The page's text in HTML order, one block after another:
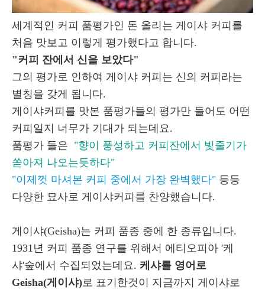
세계적인 커피 품평가인 돈 올리는 게이샤 커피를
처음 맛보고 이렇게 평가했다고 합니다.
"커피 잔에서 신을 보았다"
그의 평가로 인하여 게이샤 커피는 신의 커피라는
별칭을 갖게 됩니다.
게이샤커피를 맛본 품평가들의 평가만 들어도 어떤
커피일지 너무가 기대가 되는데요.
품평가 들은 "향이 풍성하고 커피잔에서 빛줄기가
쏟아져 나오는듯하다"
"이제껏 마셔본 커피 중에서 가장 완벽했다" 등등
다양한 묘사로 게이샤커피를 찬양했습니다.
게이샤(Geisha)는 커피 품종 중에 한 종류입니다.
1931년 커피 품종 연구를 위해서 에티오피아 '케
샤'숲에서 수집되었는데요. 케샤를 영어로
Geisha(게이샤)로 표기한것이 지금까지 게이샤로